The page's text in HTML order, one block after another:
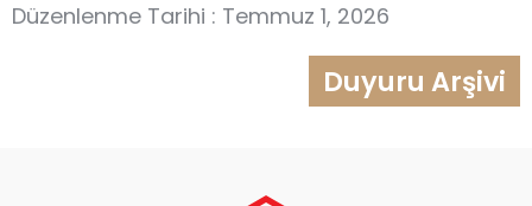
Düzenlenme Tarihi : Temmuz 1, 2026
Duyuru Arşivi